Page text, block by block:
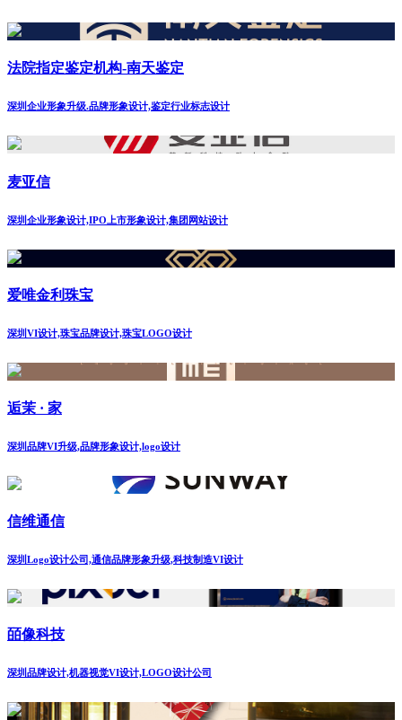
法院指定鉴定机构-南天鉴定
深圳企业形象升级.品牌形象设计,鉴定行业标志设计
麦亚信
深圳企业形象设计,IPO上市形象设计,集团网站设计
爱唯金利珠宝
深圳VI设计,珠宝品牌设计,珠宝LOGO设计
逅茉 · 家
深圳品牌VI升级,品牌形象设计,logo设计
信维通信
深圳Logo设计公司,通信品牌形象升级,科技制造VI设计
皕像科技
深圳品牌设计,机器视觉VI设计,LOGO设计公司